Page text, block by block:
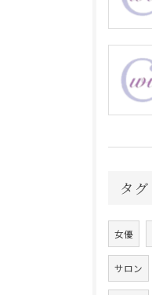
タグ
女優
サロン